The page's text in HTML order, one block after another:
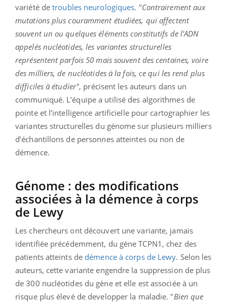
variété detroubles neurologiques. "Contrairement aux
mutations plus couramment étudiées, qui affectent
souvent un ou quelques éléments constitutifs de l'ADN
appelés nucléotides, les variantes structurelles
représentent parfois 50 mais souvent des centaines, voire
des milliers, de nucléotides à la fois, ce qui les rend plus
difficiles à étudier", précisent les auteurs dans un
communiqué. L’équipe a utilisé des algorithmes de
pointe et l’intelligence artificielle pour cartographier les
variantes structurelles du génome sur plusieurs milliers
d’échantillons de personnes atteintes ou non de
démence.
Génome : des modifications
associées à la démence à corps
de Lewy
Les chercheurs ont découvert une variante, jamais
identifiée précédemment, du gène TCPN1, chez des
patients atteints de démence à corps de Lewy. Selon les
auteurs, cette variante engendre la suppression de plus
de 300 nucléotides du gène et elle est associée à un
risque plus élevé de developper la maladie. "Bien que